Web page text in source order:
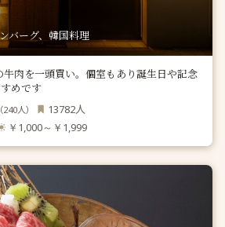
バーグ、韓国料理
肉を一頭買い。個室もあり誕生日や記念
めです
（240人） 13782人
￥1,000～￥1,999